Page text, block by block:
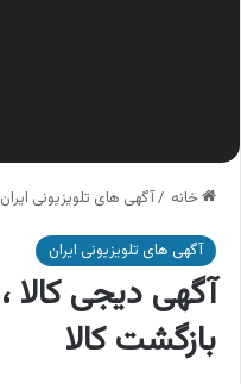
خانه /آگهی های تلویزیونی ایران
آگهی های تلویزیونی ایران
بازگشت کالا